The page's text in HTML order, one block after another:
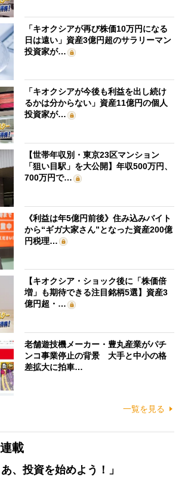
「キオクシアが再び株価10万円になる
日は遠い」資産3億円超のサラリーマン
投資家が…
「キオクシアが今後も利益を出し続け
るかは分からない」資産11億円の個人
投資家が…
【世帯年収別・東京23区マンション
「狙い目駅」を大公開】年収500万円、
700万円で…
《利益は年5億円前後》住み込みバイト
から“ギガ大家さん”となった資産200億
円税理…
【キオクシア・ショック後に「株価倍
増」も期待できる注目銘柄5選】資産3
億円超・…
老舗遊技機メーカー・豊丸産業がパチ
ンコ事業停止の背景 大手と中小の格
差拡大に拍車…
一覧を見る
載
、投資を始めよう！」